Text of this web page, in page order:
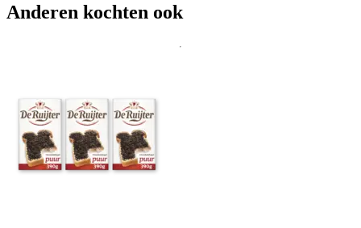
Anderen kochten ook